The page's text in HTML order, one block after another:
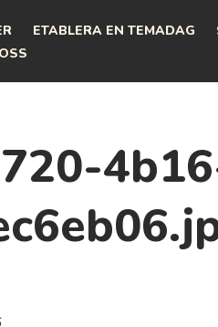
ETABLERA EN TEMADAG